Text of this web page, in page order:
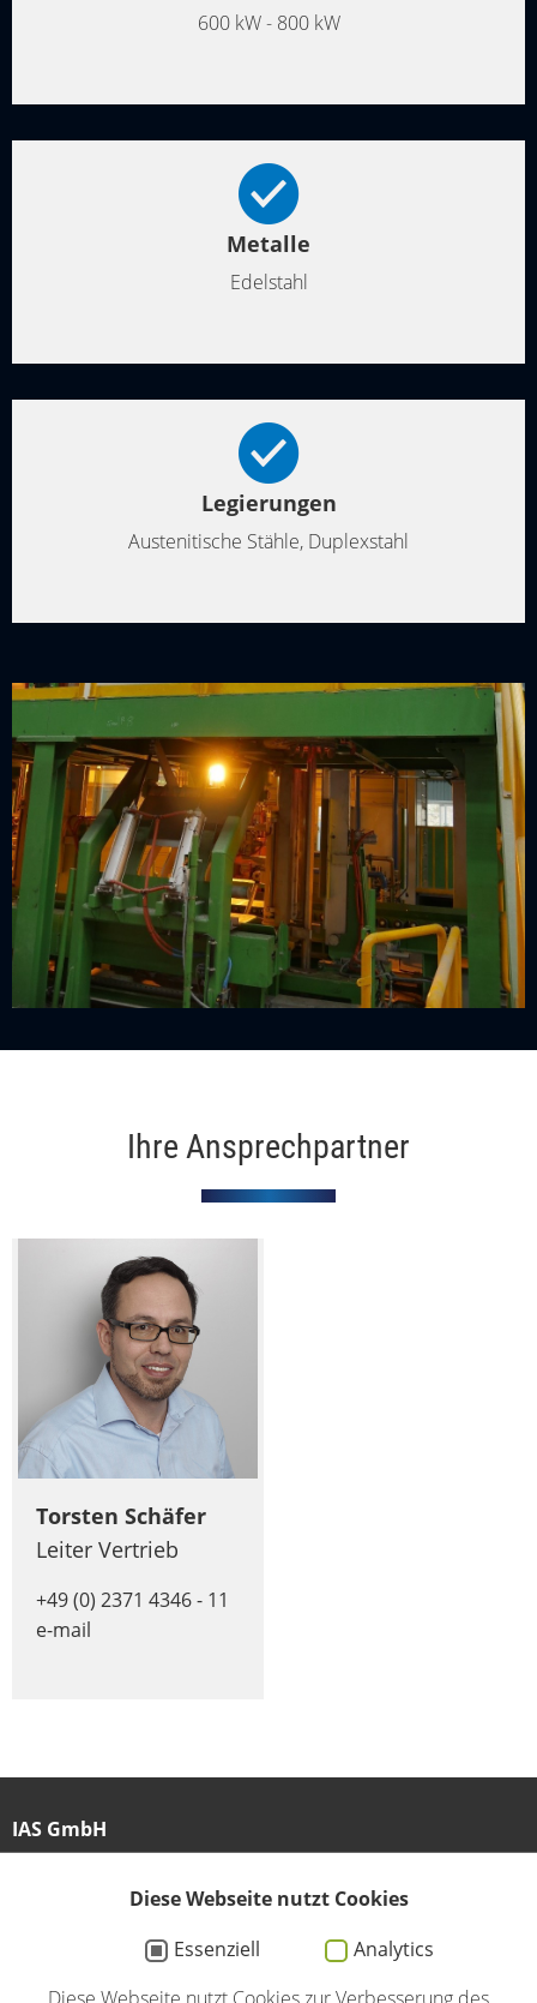
600 kW - 800 kW
Metalle
Edelstahl
Legierungen
Austenitische Stähle, Duplexstahl
Ihre Ansprechpartner
Torsten Schäfer
Leiter Vertrieb
+49 (0) 2371 4346 - 11
e-mail
IAS GmbH
Am Großen Teich 27
58640 IserlohnDiese Webseite nutzt Cookies
Essenziell
Analytics